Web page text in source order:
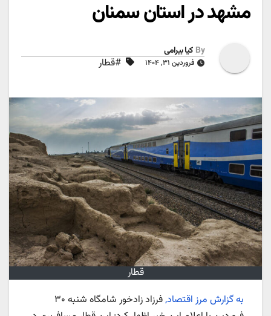
مشهد در استان سمنان
By کیا بیرامی
فروردین ۳۱, ۱۴۰۴ #قطار
قطار
به گزارش مرز اقتصاد,
فرزاد زادخور شامگاه شنبه ۳۰